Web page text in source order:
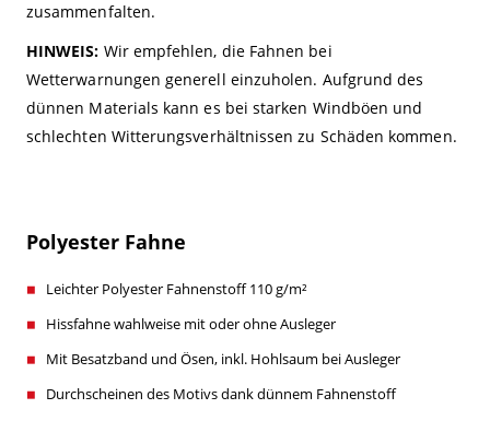
zusammenfalten.
HINWEIS: Wir empfehlen, die Fahnen bei
Wetterwarnungen generell einzuholen. Aufgrund des
dünnen Materials kann es bei starken Windböen und
schlechten Witterungsverhältnissen zu Schäden kommen.
Polyester Fahne
Leichter Polyester Fahnenstoff 110 g/m²
Hissfahne wahlweise mit oder ohne Ausleger
Mit Besatzband und Ösen, inkl. Hohlsaum bei Ausleger
Durchscheinen des Motivs dank dünnem Fahnenstoff